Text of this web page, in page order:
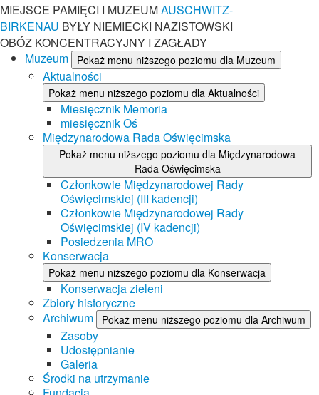
MIEJSCE PAMIĘCI I MUZEUMAUSCHWITZ-
BIRKENAU BYŁY NIEMIECKI NAZISTOWSKI
OBÓZ KONCENTRACYJNY I ZAGŁADY
Muzeum
Pokaż menu niższego poziomu dla Muzeum
Aktualności
Pokaż menu niższego poziomu dla Aktualności
Miesięcznik Memoria
miesięcznik Oś
Międzynarodowa Rada Oświęcimska
Pokaż menu niższego poziomu dla Międzynarodowa
Rada Oświęcimska
Członkowie Międzynarodowej Rady
Oświęcimskiej (III kadencji)
Członkowie Międzynarodowej Rady
Oświęcimskiej (IV kadencji)
Posiedzenia MRO
Konserwacja
Pokaż menu niższego poziomu dla Konserwacja
Konserwacja zieleni
Zbiory historyczne
Archiwum
Pokaż menu niższego poziomu dla Archiwum
Zasoby
Udostępnianie
Galeria
Środki na utrzymanie